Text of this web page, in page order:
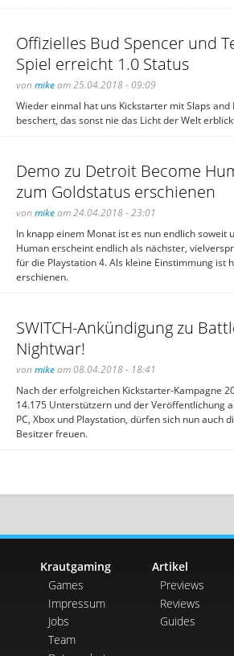
Offizielles Bud Spencer und
Spiel erreicht 1.0 Status
von mikeam 25.04.2018 - 09:09
Wieder einmal hat uns Kickstarter mit Slaps and
beschert, das sonst nie das Licht der Welt
Demo zu Detroit Become
zum Goldstatus erschienen
von mikeam 24.04.2018 - 23:01
In knapp einem Monat ist es nun endlich soweit
Human erscheint endlich als nächster,
für die Playstation 4. Als kleine Einstimmung ist
erschienen.
SWITCH-Ankündigung zu
Nightwar!
von mikeam 08.04.2018 - 18:41
Nach der erfolgreichen Kickstarter-Kampagne
14.175 Unterstützern und der Veröffentlichung
PC, Xbox und Playstation, dürfen sich nun auch
Besitzer freuen.
Krautgaming
Games
Impressum
Jobs
Team
Artikel
Previews
Reviews
Guides